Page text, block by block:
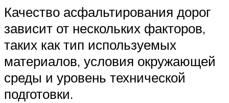
Качество асфальтирования дорог
зависит от нескольких факторов,
таких как тип используемых
материалов, условия окружающей
среды и уровень технической
подготовки.